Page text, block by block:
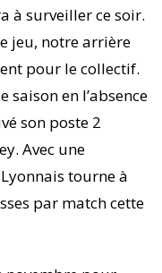
à surveiller ce soir.
jeu, notre arrière
pour le collectif.
saison en l’absence
son poste 2
Avec une
tourne à
par match cette